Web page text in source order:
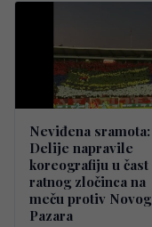
Neviđena sramota:
Delije napravile
koreografiju u čast
ratnog zločinca na
meču protiv Novog
Pazara